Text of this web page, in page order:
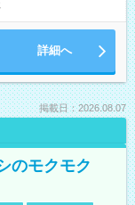
詳細へ
掲載日：2026.08.07
のモクモク